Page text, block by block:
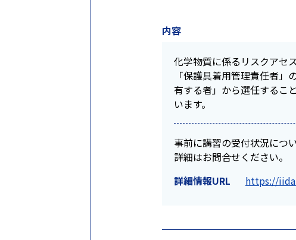
内容
化学物質に係るリスクアセ
「保護具着用管理責任者
有する者」から選任するこ
います。
事前に講習の受付状況につ
詳細はお問合せください。
詳細情報URL
https://